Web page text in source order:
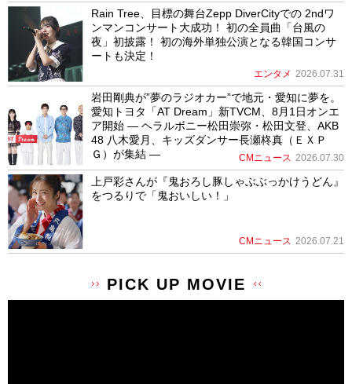
Rain Tree、目標の舞台Zepp DiverCityでの 2ndワ
ンマンコンサート大成功！ 初の全員曲「台風の
夜」初披露！ 初の海外単独公演となる韓国コンサ
ートも決定！
エンタメ 2026.07.31
岩田剛典が”夢のラジオカー”で地元・愛知に夢を。
愛知トヨタ「AT Dream」新TVCM、8月1日オンエ
ア開始 ― ヘラルボニー松田崇弥・松田文登、AKB
48 八木愛月、キッズダンサー長瀬柊真（ＥＸＰ
Ｇ）が集結 ―
CMニュース 2026.07.30
上戸彩さんが『鬼おろし豚しゃぶぶっかけうどん』
をつるりで「鬼おいしい！」
CMニュース 2026.07.21
PICK UP MOVIE